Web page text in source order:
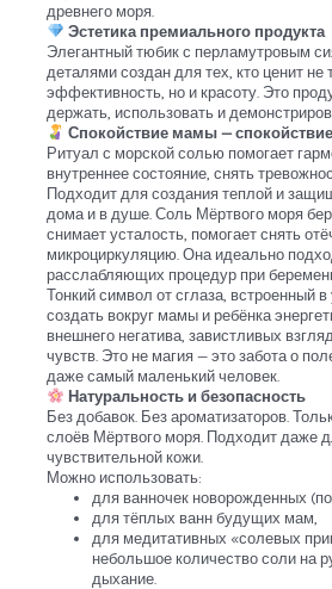
древнего моря.
Эстетика премиального продукта
Элегантный тюбик с перламутровым
деталями создан для тех, кто ценит не
эффективность, но и красоту. Это
держать, использовать и
Спокойствие мамы —
Ритуал с морской солью помогает
внутреннее состояние, снять
Подходит для создания теплой и
дома и в душе. Соль Мёртвого моря
снимает усталость, помогает снять
микроциркуляцию. Она идеально
расслабляющих процедур при
Тонкий символ от сглаза, встроенный в
создать вокруг мамы и ребёнка
внешнего негатива, завистливых
чувств. Это не магия — это забота о
даже самый маленький человек.
Натуральность и безопасность
Без добавок. Без ароматизаторов.
слоёв Мёртвого моря. Подходит даже
чувствительной кожи.
Можно использовать:
для ванночек новорожденных
для тёплых ванн будущих мам,
для медитативных «солевых
небольшое количество соли на
дыхание.